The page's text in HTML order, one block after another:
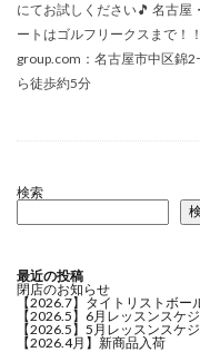
にてお試しください🎵 名古
ートはゴルフリークスまで！
group.com：名古屋市中区錦
ら徒歩約5分
検索
最近の投稿
閉店のお知らせ
【2026.7】タイトリストボ
【2026.5】6月レッスンスケ
【2026.5】5月レッスンスケ
【2026.4月】新商品入荷